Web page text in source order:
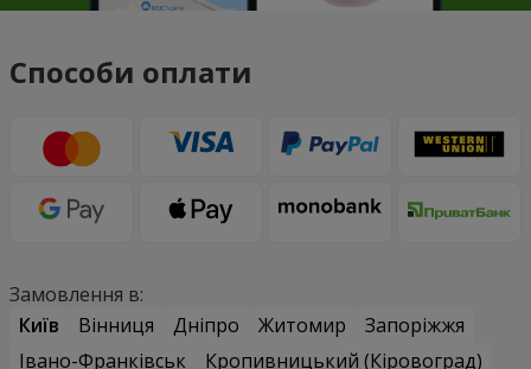
Способи оплати
Замовлення в:
Київ
Вінниця Дніпро Житомир
Запоріжжя
Івано-Франківськ
Кропивницький (Кіровоград)